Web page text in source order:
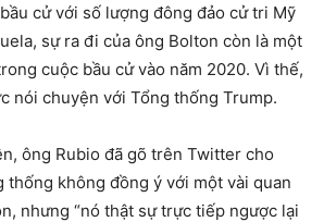
cử với số lượng đông đảo cử tri Mỹ
sự ra đi của ông Bolton còn là một
cuộc bầu cử vào năm 2020. Vì thế,
nói chuyện với Tổng thống Trump.
ông Rubio đã gõ trên Twitter cho
thống không đồng ý với một vài quan
nhưng “nó thật sự trực tiếp ngược lại